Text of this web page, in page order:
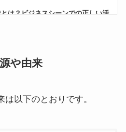
は？ビジネスシーンでの正しい活
りきほんがん)とは？意味や使い方
や由来
以下のとおりです。